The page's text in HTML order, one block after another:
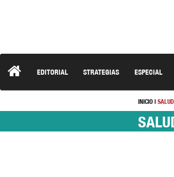
EDITORIAL STRATEGIAS ESPECIAL
INICIO| SALUD